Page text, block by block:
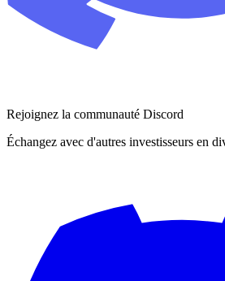
Rejoignez la communauté Discord
Échangez avec d'autres investisseurs en